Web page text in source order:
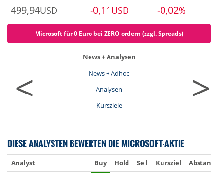
499,94USD -0,11 USD -0,02%
Microsoft für 0 Euro bei ZERO ordern (zzgl. Spreads)
<
News + Analysen
News + Adhoc
Analysen
Kursziele
>
DIESE ANALYSTEN BEWERTEN DIE MICROSOFT-AKTIE
Analyst Buy Hold Sell Kursziel
Abstand